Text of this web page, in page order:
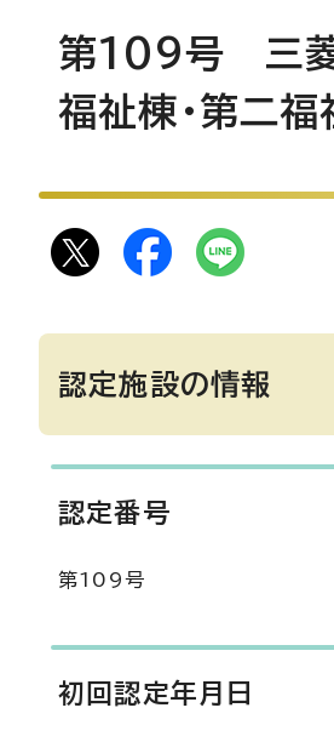
第109号 三菱
福祉棟・第二福
認定施設の情報
認定番号
第109号
初回認定年月日